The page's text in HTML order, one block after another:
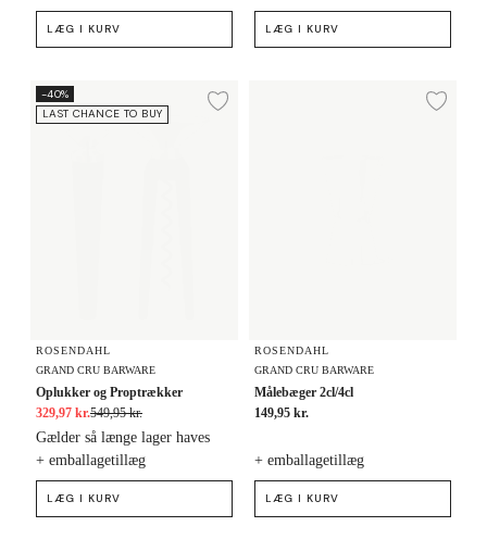
LÆG I KURV LÆG I KURV
Oplukker og Proptrækker
-40%
LAST CHANCE TO BUY
Tilføj til ønskeliste
ROSENDAHL
GRAND CRU BARWARE
Oplukker og Proptrækker
329,97 kr.549,95 kr.
+ emballagetillæg
Gælder så længe lager haves
LÆG I KURV
ROSENDAHL
GRAND CRU BARWARE
Målebæger 2cl/4cl
149,95 kr.
+ emballagetillæg
LÆG I KURV